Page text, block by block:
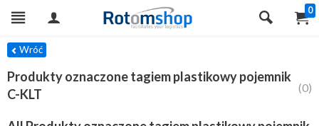
0
Wróć
Produkty oznaczone tagiem plastikowy pojemnik
C-KLT
(0)